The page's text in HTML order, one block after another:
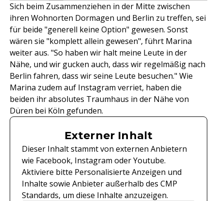
Sich beim Zusammenziehen in der Mitte zwischen
ihren Wohnorten Dormagen und Berlin zu treffen, sei
für beide "generell keine Option" gewesen. Sonst
wären sie "komplett allein gewesen", führt Marina
weiter aus. "So haben wir halt meine Leute in der
Nähe, und wir gucken auch, dass wir regelmäßig nach
Berlin fahren, dass wir seine Leute besuchen." Wie
Marina zudem auf Instagram verriet, haben die
beiden ihr absolutes Traumhaus in der Nähe von
Düren bei Köln gefunden.
Externer Inhalt
Dieser Inhalt stammt von externen Anbietern
wie Facebook, Instagram oder Youtube.
Aktiviere bitte Personalisierte Anzeigen und
Inhalte sowie Anbieter außerhalb des CMP
Standards, um diese Inhalte anzuzeigen.